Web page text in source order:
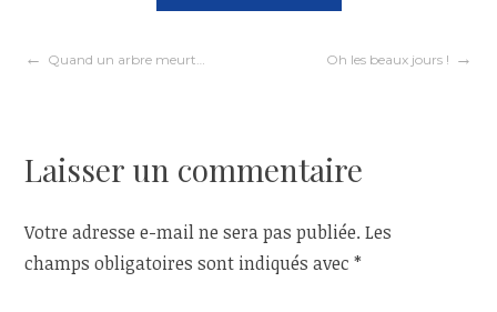
Navigation
l’article
Quand un arbre meurt… Oh les beaux jours !
Laisser un commentaire
Votre adresse e-mail ne sera pas publiée. Les
champs obligatoires sont indiqués avec*